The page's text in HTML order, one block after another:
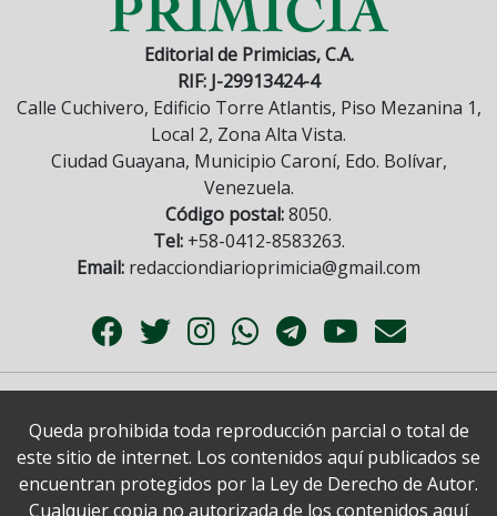
Editorial de Primicias, C.A.
RIF: J-29913424-4
Calle Cuchivero, Edificio Torre Atlantis, Piso Mezanina 1,
Local 2, Zona Alta Vista.
Ciudad Guayana, Municipio Caroní, Edo. Bolívar,
Venezuela.
Código postal:8050.
Tel:+58-0412-8583263.
Email: redacciondiarioprimicia@gmail.com
Queda prohibida toda reproducción parcial o total de
este sitio de internet. Los contenidos aquí publicados se
encuentran protegidos por la Ley de Derecho de Autor.
Cualquier copia no autorizada de los contenidos aquí